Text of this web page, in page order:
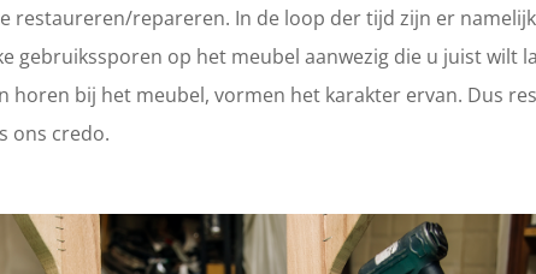
restaureren/repareren. In de loop der tijd zijn er
gebruikssporen op het meubel aanwezig die u juist wilt
horen bij het meubel, vormen het karakter ervan. Dus
ons credo.